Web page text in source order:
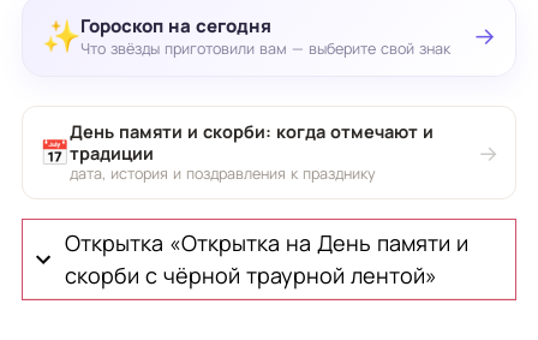
✨Гороскоп на сегодня
Что звёзды приготовили вам — выберите свой знак →
📅
День памяти и скорби: когда отмечают и
традиции
дата, история и поздравления к празднику
→
Открытка «Открытка на День памяти и
скорби с чёрной траурной лентой»